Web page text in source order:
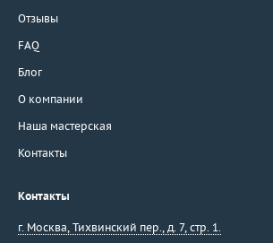
Отзывы
FAQ
Блог
О компании
Наша мастерская
Контакты
Контакты
г. Москва, Тихвинский пер., д. 7, стр. 1.